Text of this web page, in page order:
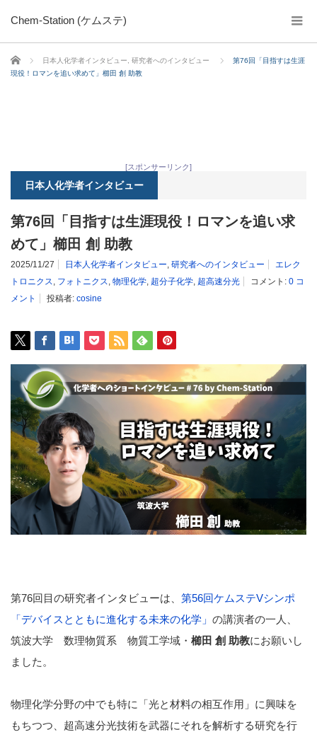
Chem-Station (ケムステ)
ホーム 日本人化学者インタビュー 研究者へのインタビュー
第76回「目指すは生涯
現役！ロマンを追い求めて」櫛田 創 助教
[スポンサーリンク]
日本人化学者インタビュー
第76回「目指すは生涯現役！ロマンを追い求
めて」櫛田 創 助教
2025/11/27 日本人化学者インタビュー, 研究者へのインタビュー
エレク
トロニクス, フォトニクス, 物理化学, 超分子化学, 超高速分光 コメント: 0 コ
メント
投稿者: cosine
第76回目の研究者インタビューは、 第56回ケムステVシンポ
「デバイスとともに進化する未来の化学」 の講演者の一人、
筑波大学 数理物質系 物質工学域・ 櫛田 創 助教にお願いし
ました。
物理化学分野の中でも特に「光と材料の相互作用」に興味を
もちつつ、超高速分光技術を武器にそれを解析する研究を行